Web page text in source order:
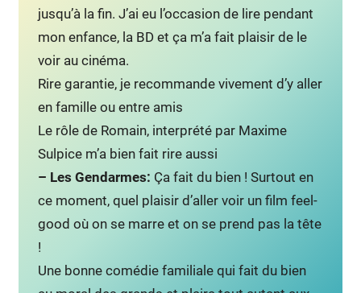
jusqu’à la fin. J’ai eu l’occasion de lire pendant
mon enfance, la BD et ça m’a fait plaisir de le
voir au cinéma.
Rire garantie, je recommande vivement d’y aller
en famille ou entre amis
Le rôle de Romain, interprété par Maxime
Sulpice m’a bien fait rire aussi
– Les Gendarmes: Ça fait du bien ! Surtout en
ce moment, quel plaisir d’aller voir un film feel-
good où on se marre et on se prend pas la tête
!
Une bonne comédie familiale qui fait du bien